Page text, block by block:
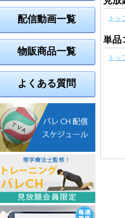
配信動画一覧
物販商品一覧
よくある質問
トッ
単品
トッ